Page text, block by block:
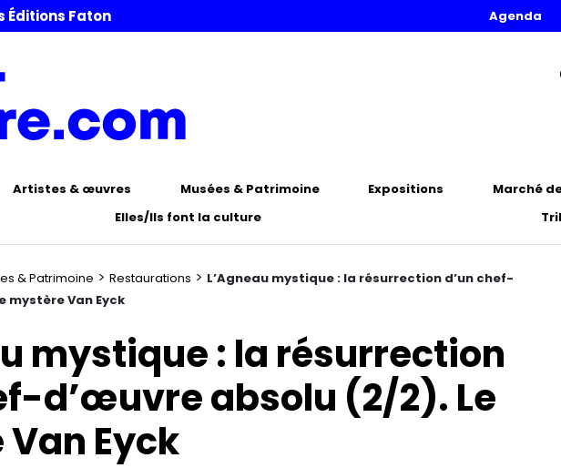
Éditions Faton Agenda
Artistes & œuvres Musées & Patrimoine Expositions
Marché
Elles/Ils font la culture
& Patrimoine > Restaurations > L’Agneau mystique : la résurrection d’un chef-
mystère Van Eyck
mystique : la résurrection
d’œuvre absolu (2/2). Le
Eyck